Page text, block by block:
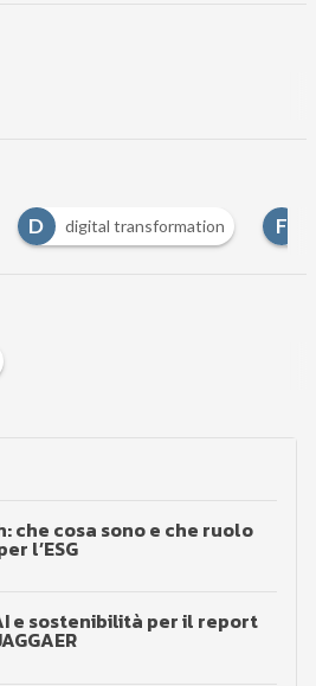
D digital transformation F
che cosa sono e che ruolo
l’ESG
e sostenibilità per il report